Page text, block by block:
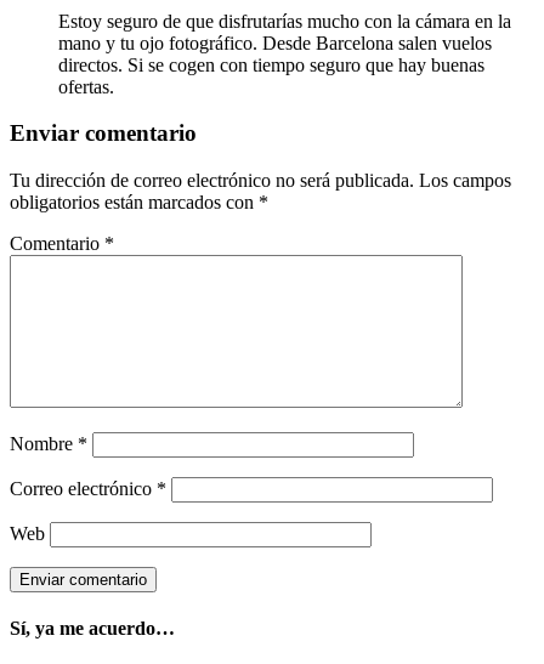
Estoy seguro de que disfrutarías mucho con la cámara en la
mano y tu ojo fotográfico. Desde Barcelona salen vuelos
directos. Si se cogen con tiempo seguro que hay buenas
ofertas.
Enviar comentario
Tu dirección de correo electrónico no será publicada. Los campos
obligatorios están marcados con *
Comentario *
Nombre *
Correo electrónico *
Web
Sí, ya me acuerdo…